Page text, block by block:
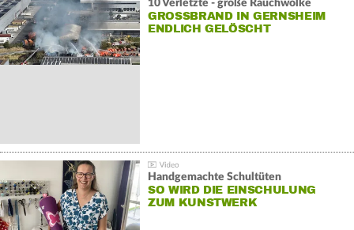
10 Verletzte - große Rauchwolke
GROSSBRAND IN GERNSHEIM E
NDLICH GELÖSCHT
Handgemachte Schultüten
SO WIRD DIE EINSCHULUNG
ZUM KUNSTWERK